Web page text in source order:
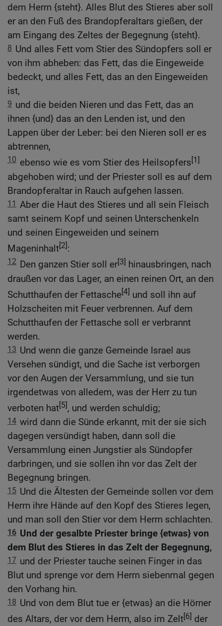
dem Herrn {steht}. Alles Blut des Stieres aber soll
er an den Fuß des Brandopferaltars gießen, der
am Eingang des Zeltes der Begegnung {steht}.
8 Und alles Fett vom Stier des Sündopfers soll er
von ihm abheben: das Fett, das die Eingeweide
bedeckt, und alles Fett, das an den Eingeweiden
ist,
9 und die beiden Nieren und das Fett, das an
ihnen {und} das an den Lenden ist, und den
Lappen über der Leber: bei den Nieren soll er es
abtrennen,
10 ebenso wie es vom Stier des Heilsopfers[1]
abgehoben wird; und der Priester soll es auf dem
Brandopferaltar in Rauch aufgehen lassen.
11 Aber die Haut des Stieres und all sein Fleisch
samt seinem Kopf und seinen Unterschenkeln
und seinen Eingeweiden und seinem
Mageninhalt[2]:
12 Den ganzen Stier soll er[3] hinausbringen, nach
draußen vor das Lager, an einen reinen Ort, an den
Schutthaufen der Fettasche[4] und soll ihn auf
Holzscheiten mit Feuer verbrennen. Auf dem
Schutthaufen der Fettasche soll er verbrannt
werden.
13 Und wenn die ganze Gemeinde Israel aus
Versehen sündigt, und die Sache ist verborgen
vor den Augen der Versammlung, und sie tun
irgendetwas von alledem, was der Herr zu tun
verboten hat[5], und werden schuldig;
14 wird dann die Sünde erkannt, mit der sie sich
dagegen versündigt haben, dann soll die
Versammlung einen Jungstier als Sündopfer
darbringen, und sie sollen ihn vor das Zelt der
Begegnung bringen.
15 Und die Ältesten der Gemeinde sollen vor dem
Herrn ihre Hände auf den Kopf des Stieres legen,
und man soll den Stier vor dem Herrn schlachten.
16 Und der gesalbte Priester bringe {etwas} von
dem Blut des Stieres in das Zelt der Begegnung,
17 und der Priester tauche seinen Finger in das
Blut und sprenge vor dem Herrn siebenmal gegen
den Vorhang hin.
18 Und von dem Blut tue er {etwas} an die Hörner
des Altars, der vor dem Herrn, also im Zelt[6] der